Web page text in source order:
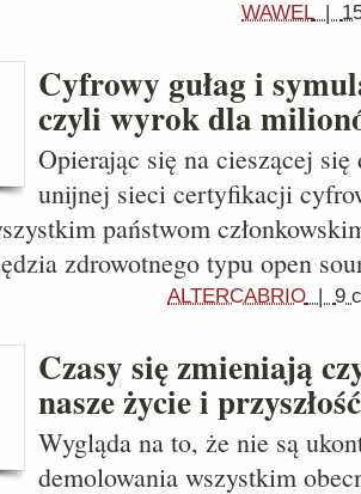
WAWEL|
Cyfrowy gułag i
czyli wyrok dla
Opierając się na cieszącej
unijnej sieci certyfikacji
państwom
zdrowotnego typu open
ALTERCABRIO | 9
Czasy się zmieniają
nasze życie i przyszłość
Wygląda na to, że nie są
demolowania wszystkim